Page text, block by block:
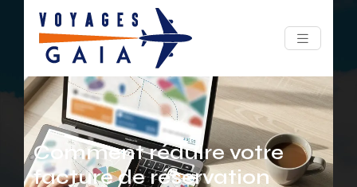
Comment réduire votre
facture de réservation